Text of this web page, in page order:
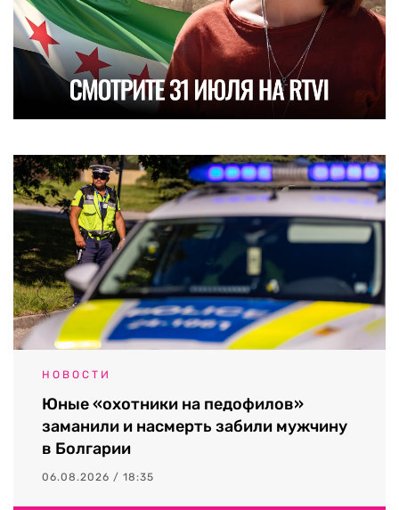
НОВОСТИ
Юные «охотники на педофилов»
заманили и насмерть забили мужчину
в Болгарии
06.08.2026 / 18:35